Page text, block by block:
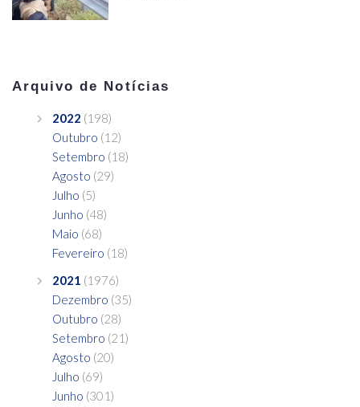
Arquivo de Notícias
2022 (198)
Outubro (12)
Setembro (18)
Agosto (29)
Julho (5)
Junho (48)
Maio (68)
Fevereiro (18)
2021 (1976)
Dezembro (35)
Outubro (28)
Setembro (21)
Agosto (20)
Julho (69)
Junho (301)